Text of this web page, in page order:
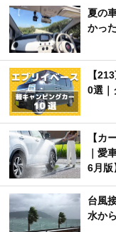
夏の
かっ
【
0選｜
【カ
｜愛
6月版
台風
水か